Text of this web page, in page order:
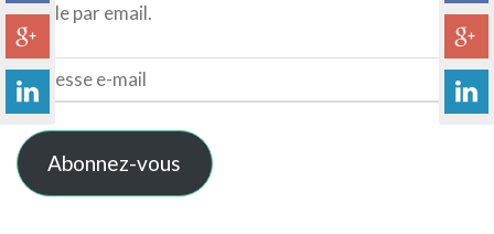
article par email.
Adresse
e-
mail
Abonnez-vous